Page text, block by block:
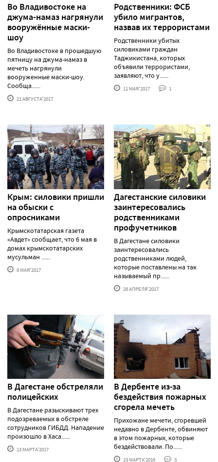
Во Владивостоке на
джума-намаз нагрянули
вооружённые маски-
шоу
Во Владивостоке в прошедшую
пятницу на джума-намаз в
мечеть нагрянули
вооруженные маски-шоу.
Сообща......
21 АВГУСТА'2017
Родственники: ФСБ
убило мигрантов,
назвав их террористами
Родственники убитых
силовиками граждан
Таджикистана, которых
объявили террористами,
заявляют, что у......
11 МАЯ'2017 1
Крым: силовики пришли
на обыски с
опросниками
Крымскотатарская газета
«Авдет» сообщает, что 6 мая в
домах крымскотатарских
мусульман ......
8 МАЯ'2017
Дагестанские силовики
заинтересовались
родственниками
профучетников
В Дагестане силовики
заинтересовались
родственниками людей,
которые поставлены на так
называемый пр......
28 АПРЕЛЯ'2017
В Дагестане обстреляли
полицейских
В Дагестане разыскивают трех
подозреваемых в обстреле
сотрудников ГИБДД. Нападение
произошло в Хаса......
13 МАРТА'2017
В Дербенте из-за
бездействия пожарных
сгорела мечеть
Прихожане мечети, сгоревшей
недавно в Дербенте, обвиняют
в этом пожарных, которые
бездействовали. По......
23 МАРТА'2016 3